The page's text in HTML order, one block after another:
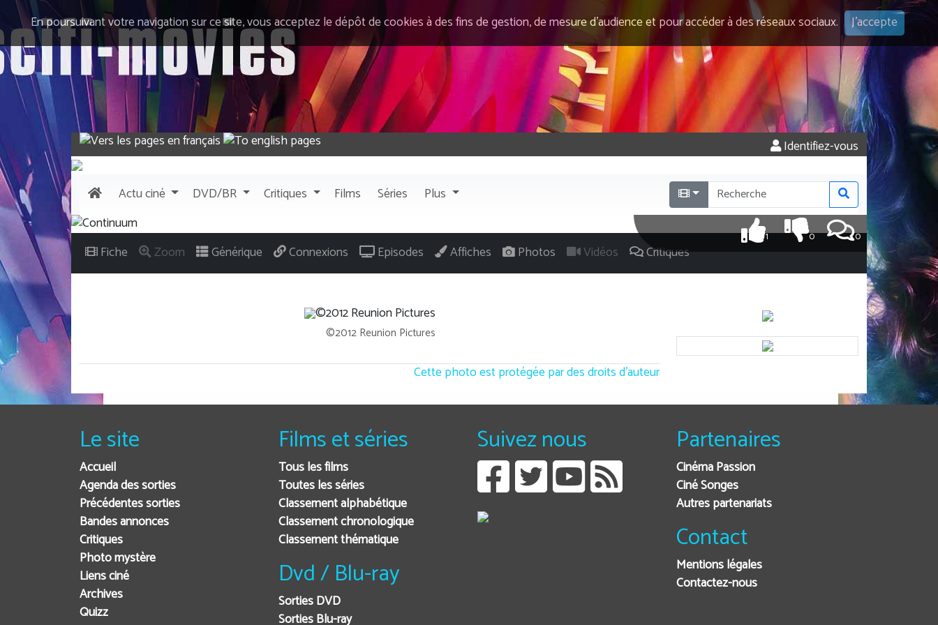
En poursuivant votre navigation sur ce site, vous acceptez le dépôt de cookies à des fins de gestion, de mesure d’audience et pour accéder à des réseaux sociaux. J'accepte
Identifiez-vous
Actuciné DVD/BR Critiques Films Séries Plus
0
0
1
Fiche Zoom Générique Connexions Episodes Affiches Photos Vidéos Critiques
©2012 Reunion Pictures
Cette photo est protégée par des droits d'auteur
Le site
Accueil
Agenda des sorties
Précédentes sorties
Bandes annonces
Critiques
Photo mystère
Liens ciné
Archives
Quizz
Films et séries
Tous les films
Toutes les séries
Classement alphabétique
Classement chronologique
Classement thématique
Dvd / Blu-ray
Sorties DVD
Sorties Blu-ray
Suivez nous Partenaires
Cinéma Passion
Ciné Songes
Autres partenariats
Contact
Mentions légales
Contactez-nous